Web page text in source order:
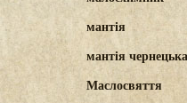
мантія
мантія чернецька
Маслосвяття